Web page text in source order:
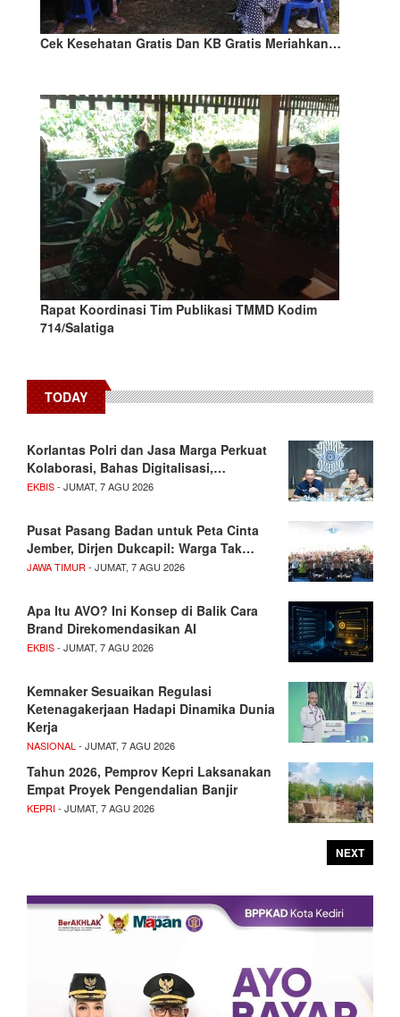
Cek Kesehatan Gratis Dan KB Gratis Meriahkan…
Rapat Koordinasi Tim Publikasi TMMD Kodim
714/Salatiga
TODAY
Korlantas Polri dan Jasa Marga Perkuat
Kolaborasi, Bahas Digitalisasi,…
EKBIS- JUMAT, 7 AGU 2026
Pusat Pasang Badan untuk Peta Cinta
Jember, Dirjen Dukcapil: Warga Tak…
JAWA TIMUR - JUMAT, 7 AGU 2026
Apa Itu AVO? Ini Konsep di Balik Cara
Brand Direkomendasikan AI
EKBIS- JUMAT, 7 AGU 2026
Kemnaker Sesuaikan Regulasi
Ketenagakerjaan Hadapi Dinamika Dunia
Kerja
NASIONAL - JUMAT, 7 AGU 2026
Tahun 2026, Pemprov Kepri Laksanakan
Empat Proyek Pengendalian Banjir
KEPRI- JUMAT, 7 AGU 2026
NEXT